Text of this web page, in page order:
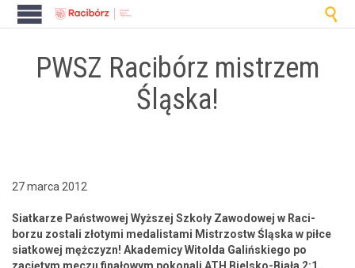

PWSZ Racibórz mistrzem
Śląska!
27 marca 2012
Siatkarze Państ­wowej Wyższej Szkoły Zawodowej w Raci­
borzu zostali zło­ty­mi medal­is­ta­mi Mis­tr­zostw Śląs­ka w piłce
siatkowej mężczyzn! Aka­demi­cy Witol­da Gal­ińskiego po